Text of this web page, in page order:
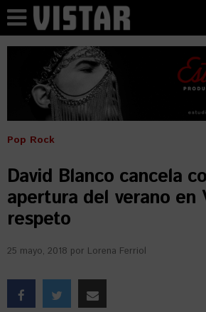
Pop Rock
David Blanco cancela
apertura del verano en
respeto
25 mayo, 2018 por Lorena Ferriol